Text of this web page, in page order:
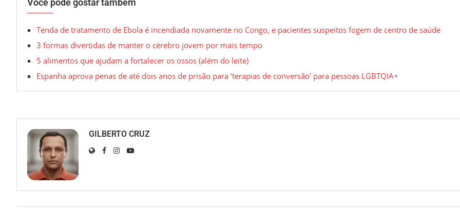
Você pode gostar também
Tenda de tratamento de Ebola é incendiada novamente no Congo, e pacientes suspeitos fogem de centro de saúde
3 formas divertidas de manter o cérebro jovem por mais tempo
5 alimentos que ajudam a fortalecer os ossos (além do leite)
Espanha aprova penas de até dois anos de prisão para ‘terapias de conversão’ para pessoas LGBTQIA+
GILBERTO CRUZ